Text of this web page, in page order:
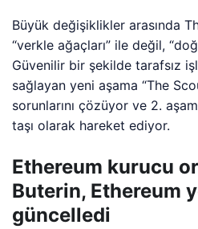
Büyük değişiklikler arasında
“verkle ağaçları” ile değil,
Güvenilir bir şekilde tarafsız
sağlayan yeni aşama “The
sorunlarını çözüyor ve 2.
taşı olarak hareket ediyor.
Ethereum kurucu
Buterin, Ethereum
güncelledi